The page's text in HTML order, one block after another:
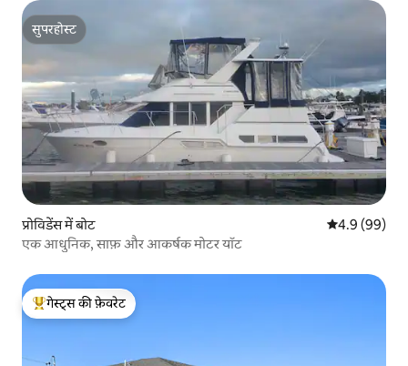
सुपरहोस्ट
सुपरहोस्ट
प्रोविडेंस में बोट औसत रेटिंग 5 में
4.9 (99)
एक आधुनिक, साफ़ और आकर्षक मोटर यॉट
गेस्ट्स का टॉप फ़ेवरेट
गेस्ट्स की फ़ेवरेट